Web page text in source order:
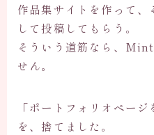
作品集サイトを作って
して投稿してもらう。
そういう道筋なら、
せん。
「ポートフォリオペー
を、捨てました。